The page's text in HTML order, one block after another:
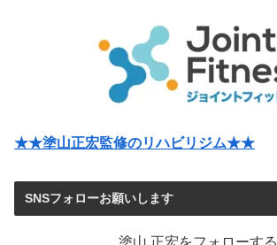
★★塗山正宏監修のリハビリジム★★
SNSフォローお願いします
塗山 正宏をフォローする